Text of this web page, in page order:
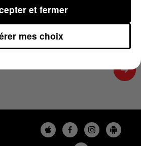
mes choix
et fermer